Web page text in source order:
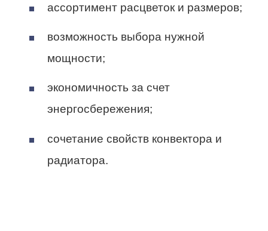
ассортимент расцветок и размеров;
возможность выбора нужной
мощности;
экономичность за счет
энергосбережения;
сочетание свойств конвектора и
радиатора.